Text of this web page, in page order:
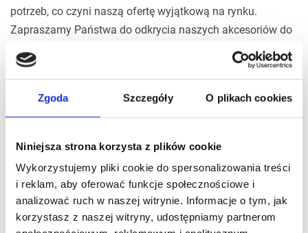
Zgoda Szczegóły O plikach cookies
Niniejsza strona korzysta z plików cookie
Wykorzystujemy pliki cookie do spersonalizowania treści
i reklam, aby oferować funkcje społecznościowe i
analizować ruch w naszej witrynie. Informacje o tym, jak
korzystasz z naszej witryny, udostępniamy partnerom
potrzeb, co czyni naszą ofertę wyjątkową na rynku.
Zapraszamy Państwa do odkrycia naszych akcesoriów do
napędu bramy, które zapewniają nie tylko funkcjonalność,
ale także trwałość i estetykę, spełniając oczekiwania
klamkę do swojej
bramy?